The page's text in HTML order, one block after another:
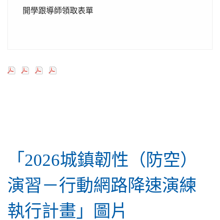
開學跟導師領取表單
「2026城鎮韌性（防空）
演習－行動網路降速演練
執行計畫」圖片